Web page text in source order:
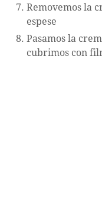
Removemos la
espese
Pasamos la
cubrimos con